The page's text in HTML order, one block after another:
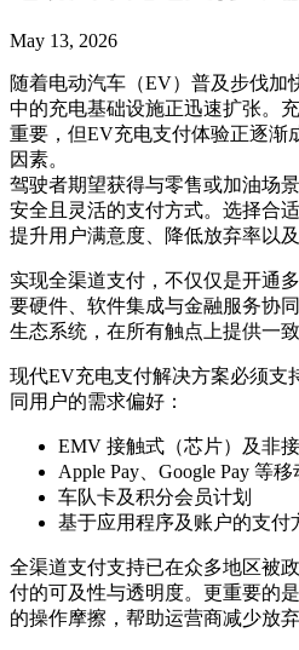
May 13, 2026
随着电动汽车（EV）普及步伐加
中的充电基础设施正迅速扩张。
重要，但EV充电支付体验正逐渐
因素。
驾驶者期望获得与零售或加油场
安全且灵活的支付方式。选择合
提升用户满意度、降低放弃率以
实现全渠道支付，不仅仅是开通
要硬件、软件集成与金融服务协
生态系统，在所有触点上提供一
现代EV充电支付解决方案必须支
同用户的需求偏好：
EMV 接触式（芯片）及非
Apple Pay、Google Pay 等
车队卡及积分会员计划
基于应用程序及账户的支付
全渠道支付支持已在众多地区被
付的可及性与透明度。更重要的
的操作摩擦，帮助运营商减少放